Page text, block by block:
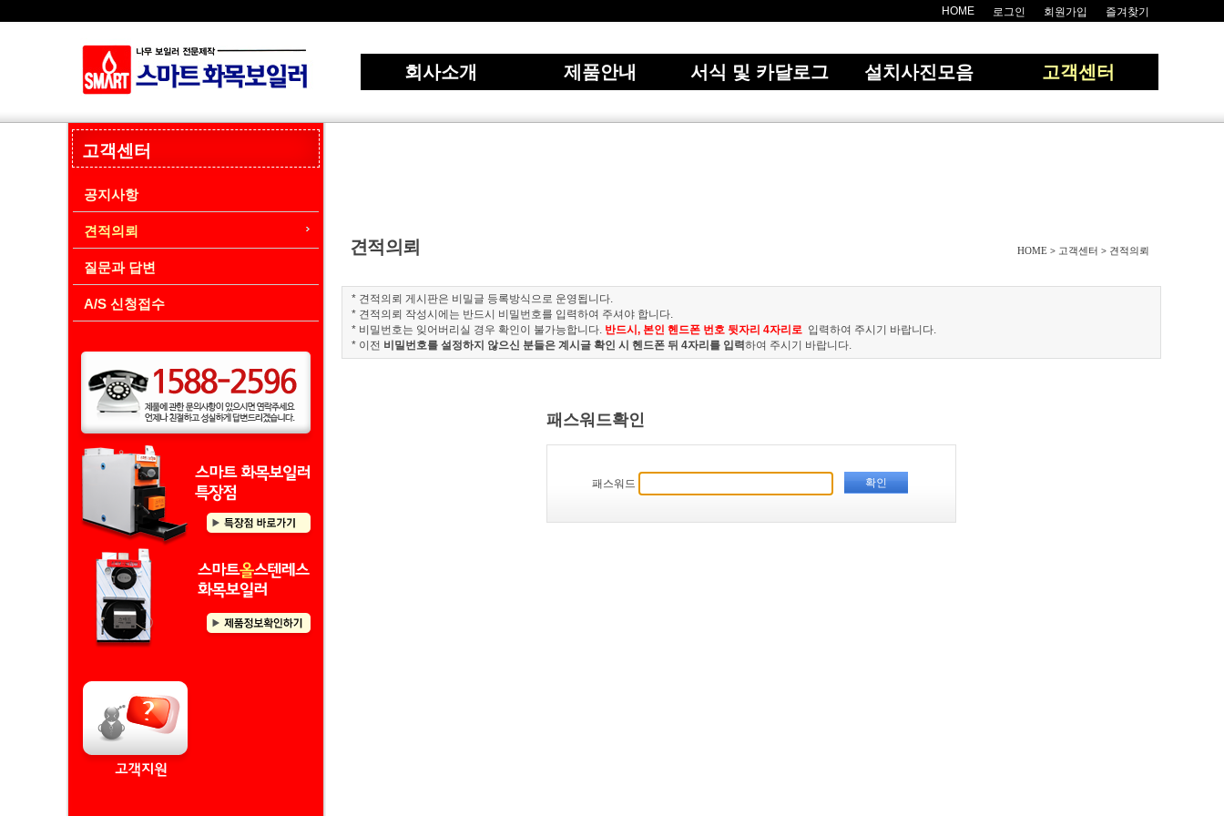
HOME 로그인 회원가입 즐겨찾기
회사소개 제품안내 서식 및 카달로그 설치사진모음 고객센터
고객센터
공지사항
견적의뢰
질문과 답변
A/S 신청접수
견적의뢰 HOME > 고객센터 > 견적의뢰
* 견적의뢰 게시판은 비밀글 등록방식으로 운영됩니다.
* 견적의뢰 작성시에는 반드시 비밀번호를 입력하여 주셔야 합니다.
* 비밀번호는 잊어버리실 경우 확인이 불가능합니다. 반드시, 본인 헨드폰 번호 뒷자리 4자리로 입력하여 주시기 바랍니다.
* 이전 비밀번호를 설정하지 않으신 분들은 계시글 확인 시 헨드폰 뒤 4자리를 입력하여 주시기 바랍니다.
패스워드확인
패스워드